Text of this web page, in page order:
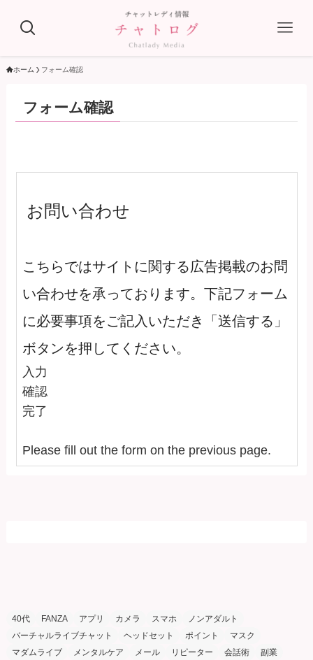
ホーム フォーム確認
フォーム確認
お問い合わせ
こちらではサイトに関する広告掲載のお問
い合わせを承っております。下記フォーム
に必要事項をご記入いただき「送信する」
ボタンを押してください。
入力
確認
完了
Please fill out the form on the previous page.
40代 FANZA アプリ カメラ スマホ
ノンアダルト
バーチャルライブチャット
ヘッドセット ポイント
マスク
マダムライブ
メンタルケア メール リピーター 会話術
副業